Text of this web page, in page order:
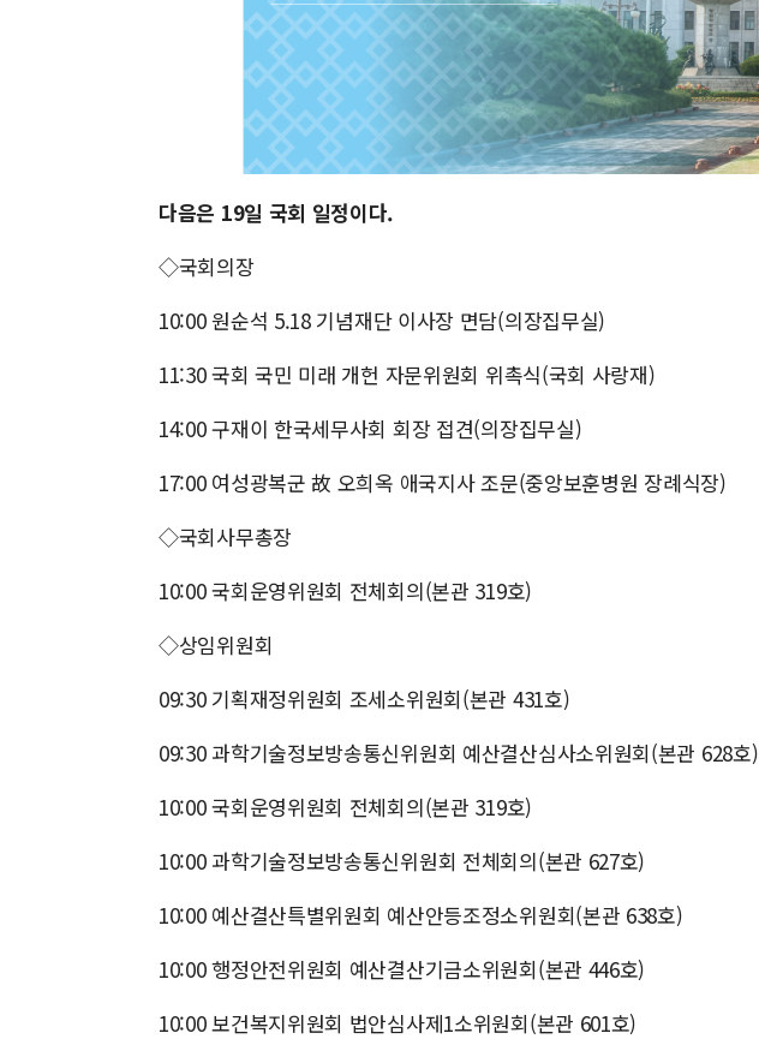
다음은 19일 국회 일정이다.
◇국회의장
10:00 원순석 5.18 기념재단 이사장 면담(의장집무실)
11:30 국회 국민 미래 개헌 자문위원회 위촉식(국회 사랑재)
14:00 구재이 한국세무사회 회장 접견(의장집무실)
17:00 여성광복군 故 오희옥 애국지사 조문(중앙보훈병원 장례식장)
◇국회사무총장
10:00 국회운영위원회 전체회의(본관 319호)
◇상임위원회
09:30 기획재정위원회 조세소위원회(본관 431호)
09:30 과학기술정보방송통신위원회 예산결산심사소위원회(본관 628호)
10:00 국회운영위원회 전체회의(본관 319호)
10:00 과학기술정보방송통신위원회 전체회의(본관 627호)
10:00 예산결산특별위원회 예산안등조정소위원회(본관 638호)
10:00 행정안전위원회 예산결산기금소위원회(본관 446호)
10:00 보건복지위원회 법안심사제1소위원회(본관 601호)